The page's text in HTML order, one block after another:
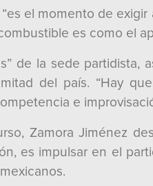
el momento de
es como el
de la sede
del país. “Hay
e
Zamora Jiménez
es impulsar en el